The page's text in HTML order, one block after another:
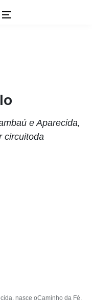
e Aparecida,
circuitoda
nasce oCaminho da Fé,